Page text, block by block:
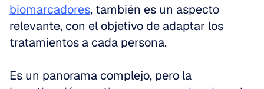
biomarcadores, también es un aspecto
relevante, con el objetivo de adaptar los
tratamientos a cada persona.
Es un panorama complejo, pero la